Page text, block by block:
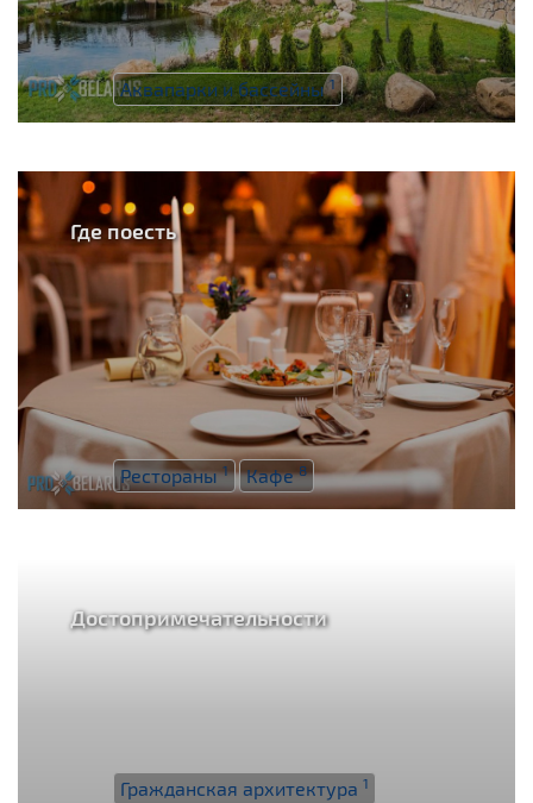
Аквапарки и бассейны1
Где поесть
Рестораны1 Кафе8
Достопримечательности
Гражданская архитектура 1